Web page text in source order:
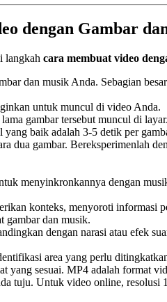
dengan Gambar
langkah cara membuat video
dan musik Anda. Sebagian
untuk muncul di video Anda.
gambar tersebut muncul di
baik adalah 3-5 detik per
dua gambar. Bereksperimenlah
menyinkronkannya dengan
konteks, menyoroti informasi
gambar dan musik.
dengan narasi atau efek
area yang perlu
yang sesuai. MP4 adalah format
tuju. Untuk video online,